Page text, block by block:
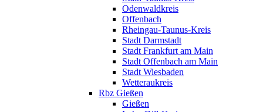
Odenwaldkreis
Offenbach
Rheingau-Taunus-Kreis
Stadt Darmstadt
Stadt Frankfurt am Main
Stadt Offenbach am Main
Stadt Wiesbaden
Wetteraukreis
Rbz Gießen
Gießen